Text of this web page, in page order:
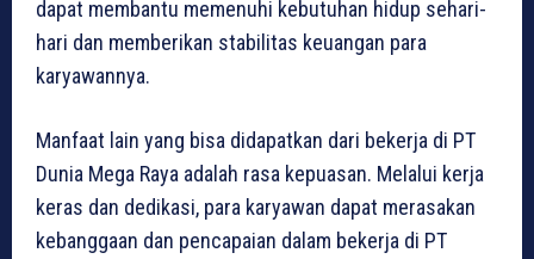
dapat membantu memenuhi kebutuhan hidup sehari-
hari dan memberikan stabilitas keuangan para
karyawannya.
Manfaat lain yang bisa didapatkan dari bekerja di PT
Dunia Mega Raya adalah rasa kepuasan. Melalui kerja
keras dan dedikasi, para karyawan dapat merasakan
kebanggaan dan pencapaian dalam bekerja di PT